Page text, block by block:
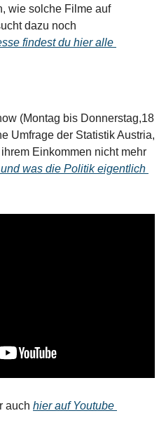
wie solche Filme auf
dazu noch
findest du hier alle
(Montag bis Donnerstag,18
Umfrage der Statistik Austria,
Einkommen nicht mehr
und was die Politik eigentlich
auch hier auf Youtube